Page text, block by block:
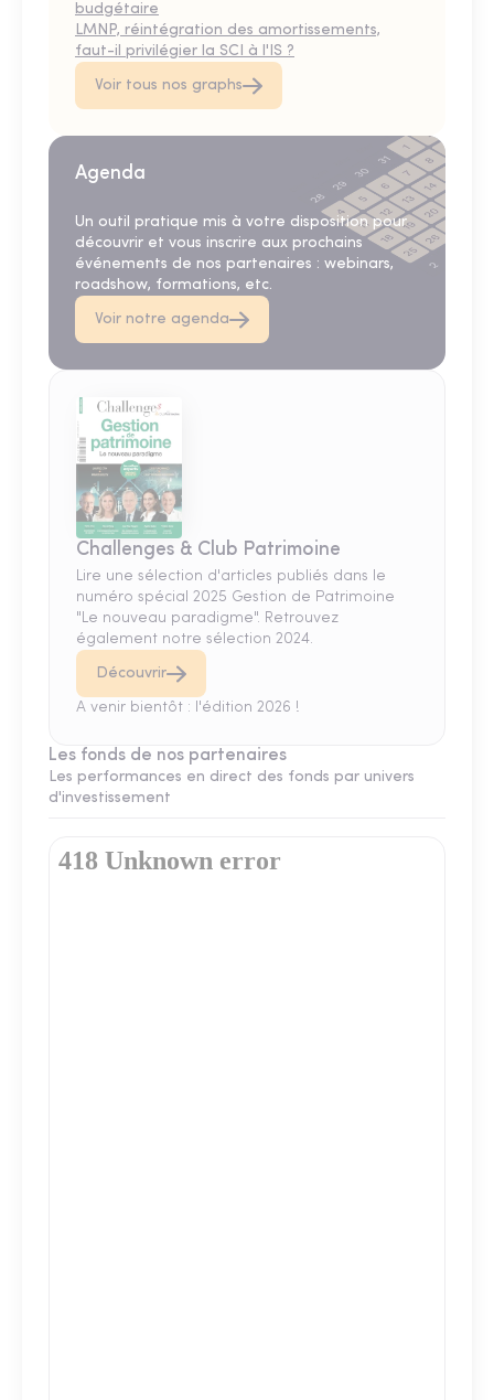
budgétaire
LMNP, réintégration des amortissements,
faut-il privilégier la SCI à l'IS ?
Voir tous nos graphs
Agenda
Un outil pratique mis à votre disposition pour
découvrir et vous inscrire aux prochains
événements de nos partenaires : webinars,
roadshow, formations, etc.
Voir notre agenda
Challenges & Club Patrimoine
Lire une sélection d'articles publiés dans le
numéro spécial 2025 Gestion de Patrimoine
"Le nouveau paradigme". Retrouvez
également notre sélection 2024.
Découvrir
A venir bientôt : l'édition 2026 !
Les fonds de nos partenaires
Les performances en direct des fonds par univers
d'investissement